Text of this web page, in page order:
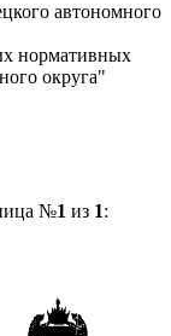
автономного
нормативных
округа"
№1 из 1: